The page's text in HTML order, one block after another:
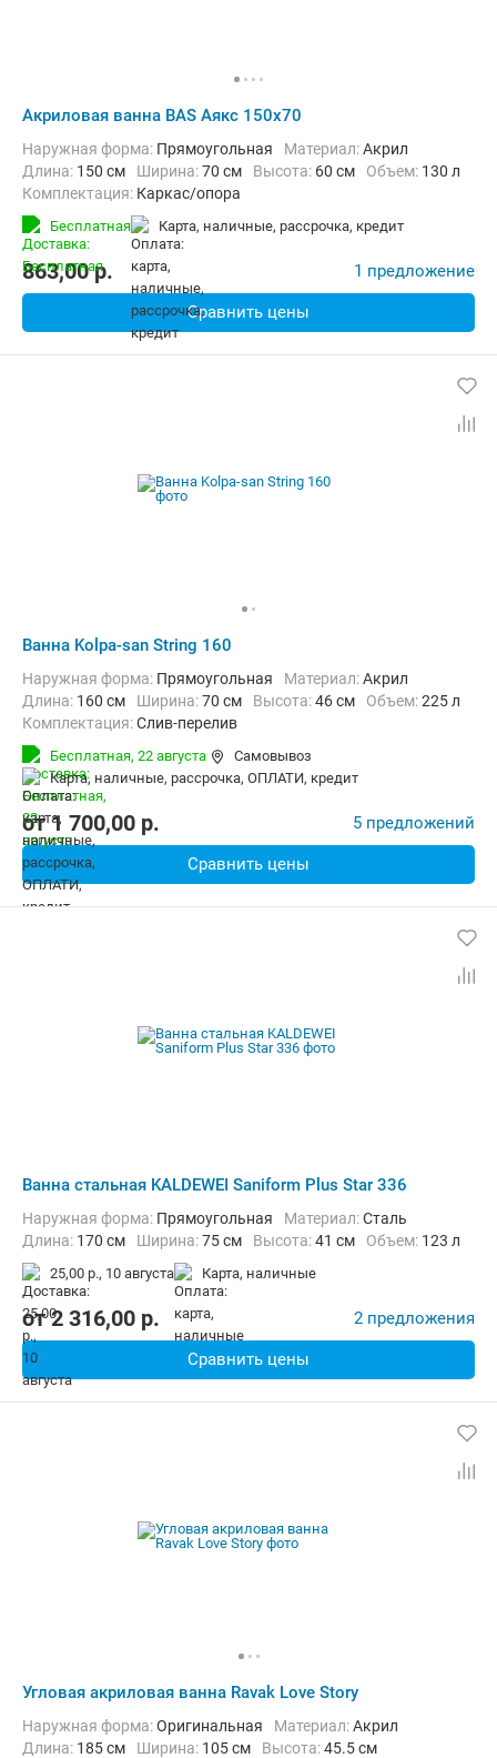
Акриловая ванна BAS Аякс 150x70
Наружная форма: Прямоугольная Материал:Акрил
Длина: 150 см Ширина:70 см Высота: 60 см Объем: 130 л
Комплектация: Каркас/опора
Бесплатная карта, наличные, рассрочка, кредит
863,00p. 1 предложение
Сравнить цены
Ванна Kolpa-san String 160
Наружная форма: Прямоугольная Материал:Акрил
Длина: 160 см Ширина:70 см Высота:46 см Объем:225 л
Комплектация:Слив-перелив
Бесплатная, 22 августа
Самовывоз
карта, наличные, рассрочка, ОПЛАТИ, кредит
от1 700,00 p. 5 предложений
Сравнить цены
Ванна стальная KALDEWEI Saniform Plus Star 336
Наружная форма: Прямоугольная Материал:Сталь
Длина: 170 см Ширина:75 см Высота:41 см Объем: 123 л
25,00 р., 10 августа карта, наличные
от2 316,00 p. 2 предложения
Сравнить цены
Угловая акриловая ванна Ravak Love Story
Наружная форма:Оригинальная Материал:Акрил
Длина: 185 см Ширина: 105 см Высота:45.5 см